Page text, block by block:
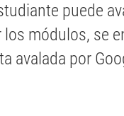
puede
módulos, se
avalada por